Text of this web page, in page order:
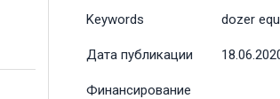
Keywords dozer
Дата публикации
Финансирование